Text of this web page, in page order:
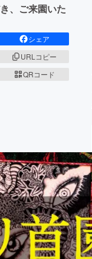
、ご来園いた
シェア
URLコピー
QRコード